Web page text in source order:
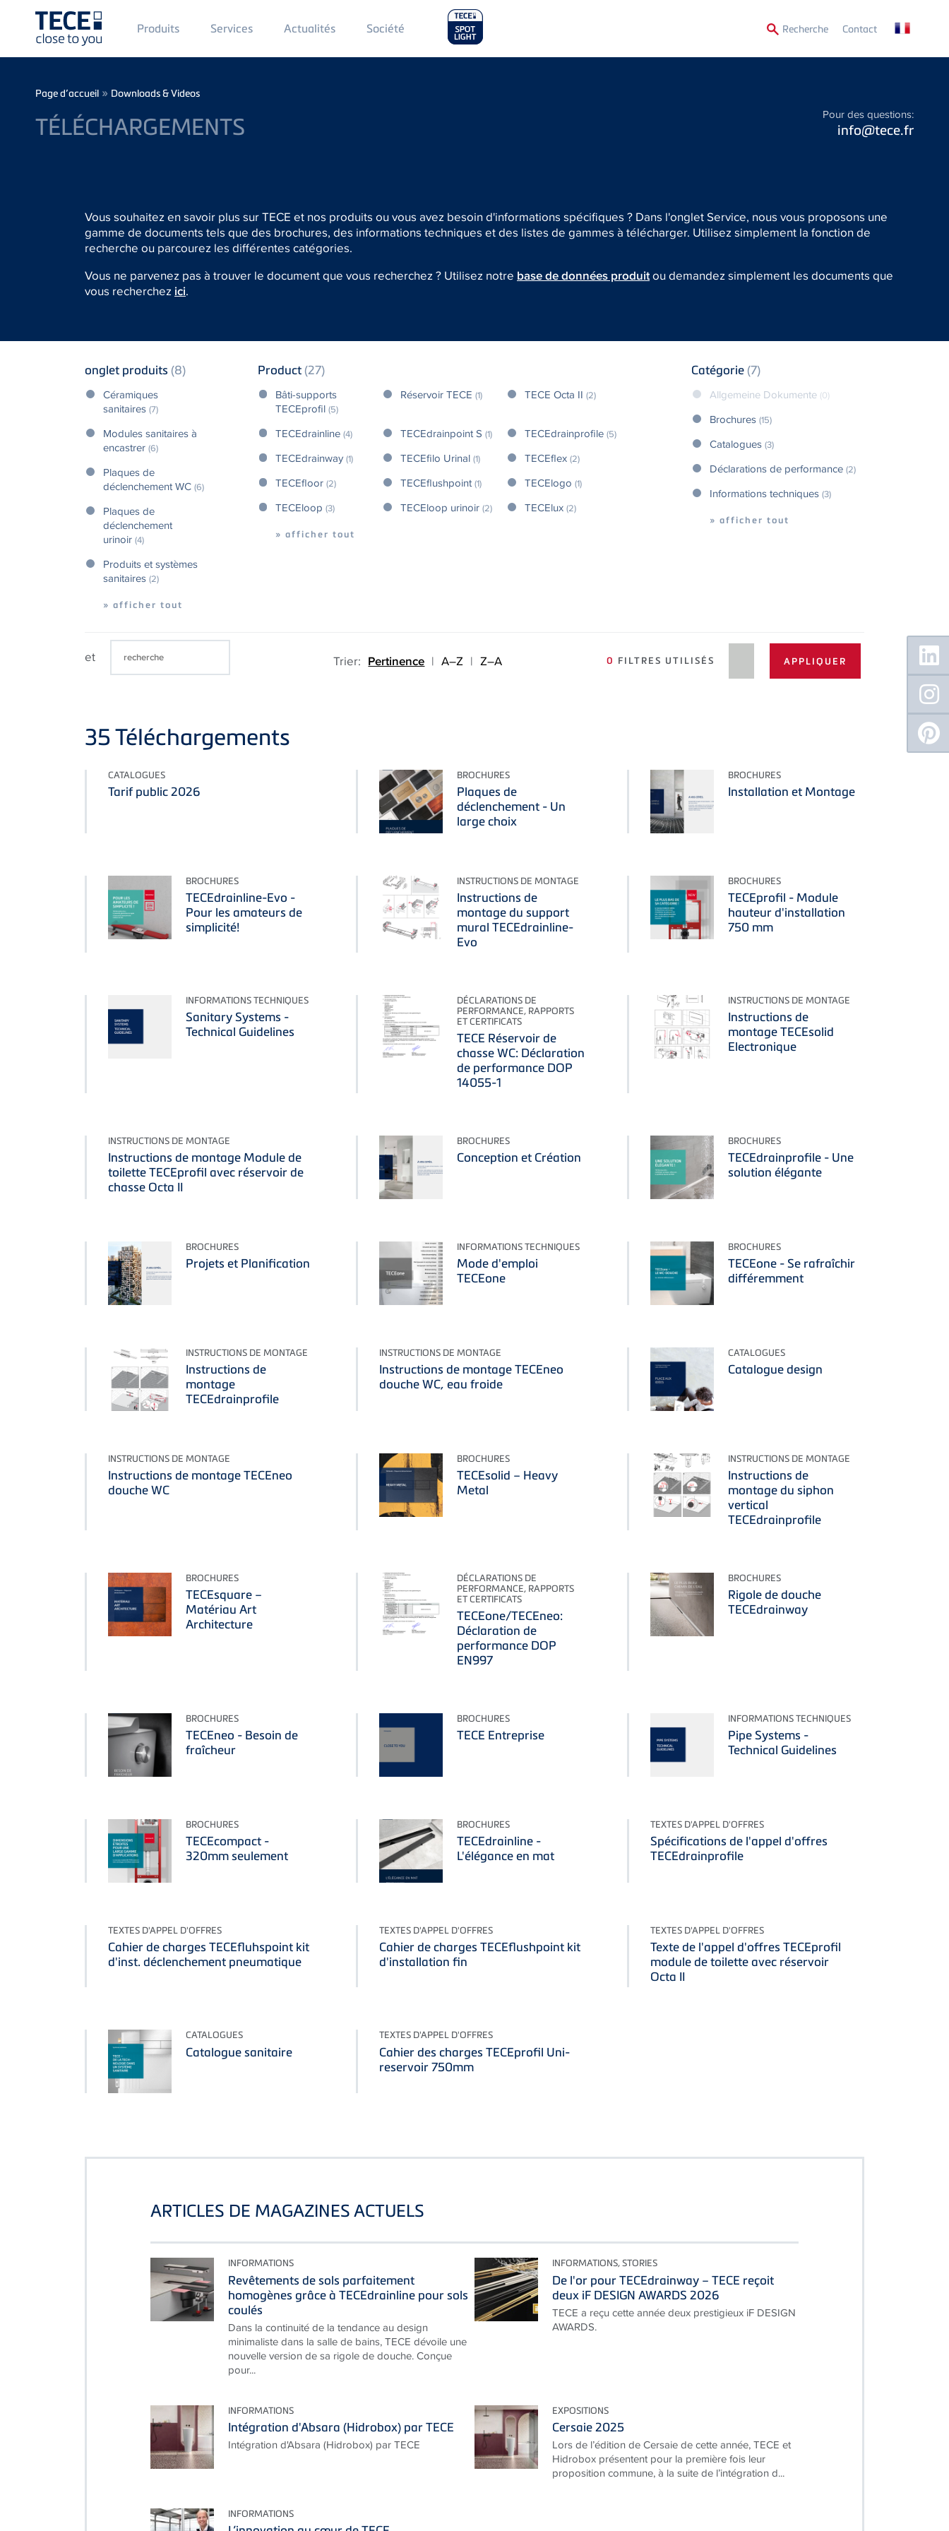
Main
Menü
1
Produits Services Actualités Main
Menu
2
Société RechercheSecondary
Menu
Contact
Breadcrumb
Page d’accueil » Downloads & Videos
TÉLÉCHARGEMENTS Pour des questions:
info@tece.fr
Vous souhaitez en savoir plus sur TECE et nos produits ou vous avez besoin d'informations spécifiques ? Dans l'onglet Service, nous vous proposons une
gamme de documents tels que des brochures, des informations techniques et des listes de gammes à télécharger. Utilisez simplement la fonction de
recherche ou parcourez les différentes catégories.
Vous ne parvenez pas à trouver le document que vous recherchez ? Utilisez notre base de données produitou demandez simplement les documents que
vous recherchez ici.
onglet produits (8)
Céramiques
sanitaires (7)
Modules sanitaires à
encastrer (6)
Plaques de
déclenchement WC (6)
Plaques de
déclenchement
urinoir (4)
Produits et systèmes
sanitaires (2)
» afficher tout
Product (27)
Bâti-supports
TECEprofil(5)
Réservoir TECE (1) TECE Octa II (2)
TECEdrainline(4) TECEdrainpoint S (1) TECEdrainprofile (5)
TECEdrainway(1) TECEfilo Urinal (1) TECEflex (2)
TECEfloor(2) TECEflushpoint(1) TECElogo (1)
TECEloop(3) TECEloop urinoir (2) TECElux (2)
» afficher tout
Catégorie (7)
Allgemeine Dokumente (0)
Brochures (15)
Catalogues (3)
Déclarations de performance (2)
Informations techniques (3)
» afficher tout
et Trier: Pertinence | A–Z | Z–A 0 FILTRES UTILISÉS
35Téléchargements
CATALOGUES
Tarif public 2026
BROCHURES
Plaques de
déclenchement - Un
large choix
BROCHURES
Installation et Montage
BROCHURES
TECEdrainline-Evo -
Pour les amateurs de
simplicité!
INSTRUCTIONS DE MONTAGE
Instructions de
montage du support
mural TECEdrainline-
Evo
BROCHURES
TECEprofil - Module
hauteur d'installation
750 mm
INFORMATIONS TECHNIQUES
Sanitary Systems -
Technical Guidelines
DÉCLARATIONS DE
PERFORMANCE, RAPPORTS
ET CERTIFICATS
TECE Réservoir de
chasse WC: Déclaration
de performance DOP
14055-1
INSTRUCTIONS DE MONTAGE
Instructions de
montage TECEsolid
Electronique
INSTRUCTIONS DE MONTAGE
Instructions de montage Module de
toilette TECEprofil avec réservoir de
chasse Octa II
BROCHURES
Conception et Création
BROCHURES
TECEdrainprofile - Une
solution élégante
BROCHURES
Projets et Planification
INFORMATIONS TECHNIQUES
Mode d'emploi
TECEone
BROCHURES
TECEone - Se rafraîchir
différemment
INSTRUCTIONS DE MONTAGE
Instructions de
montage
TECEdrainprofile
INSTRUCTIONS DE MONTAGE
Instructions de montage TECEneo
douche WC, eau froide
CATALOGUES
Catalogue design
INSTRUCTIONS DE MONTAGE
Instructions de montage TECEneo
douche WC
BROCHURES
TECEsolid – Heavy
Metal
INSTRUCTIONS DE MONTAGE
Instructions de
montage du siphon
vertical
TECEdrainprofile
BROCHURES
TECEsquare –
Matériau Art
Architecture
DÉCLARATIONS DE
PERFORMANCE, RAPPORTS
ET CERTIFICATS
TECEone/TECEneo:
Déclaration de
performance DOP
EN997
BROCHURES
Rigole de douche
TECEdrainway
BROCHURES
TECEneo - Besoin de
fraîcheur
BROCHURES
TECE Entreprise
INFORMATIONS TECHNIQUES
Pipe Systems -
Technical Guidelines
BROCHURES
TECEcompact -
320mm seulement
BROCHURES
TECEdrainline -
L'élégance en mat
TEXTES D'APPEL D'OFFRES
Spécifications de l'appel d'offres
TECEdrainprofile
TEXTES D'APPEL D'OFFRES
Cahier de charges TECEfluhspoint kit
d'inst. déclenchement pneumatique
TEXTES D'APPEL D'OFFRES
Cahier de charges TECEflushpoint kit
d'installation fin
TEXTES D'APPEL D'OFFRES
Texte de l'appel d'offres TECEprofil
module de toilette avec réservoir
Octa II
CATALOGUES
Catalogue sanitaire
TEXTES D'APPEL D'OFFRES
Cahier des charges TECEprofil Uni-
reservoir 750mm
ARTICLES DE MAGAZINES ACTUELS
INFORMATIONS
Revêtements de sols parfaitement
homogènes grâce à TECEdrainline pour sols
coulés
Dans la continuité de la tendance au design
minimaliste dans la salle de bains, TECE dévoile une
nouvelle version de sa rigole de douche. Conçue
pour...
INFORMATIONS, STORIES
De l'or pour TECEdrainway – TECE reçoit
deux iF DESIGN AWARDS 2026
TECE a reçu cette année deux prestigieux iF DESIGN
AWARDS.
INFORMATIONS
Intégration d'Absara (Hidrobox) par TECE
Intégration d'Absara (Hidrobox) par TECE
EXPOSITIONS
Cersaie 2025
Lors de l’édition de Cersaie de cette année, TECE et
Hidrobox présentent pour la première fois leur
proposition commune, à la suite de l’intégration d...
INFORMATIONS
Floating